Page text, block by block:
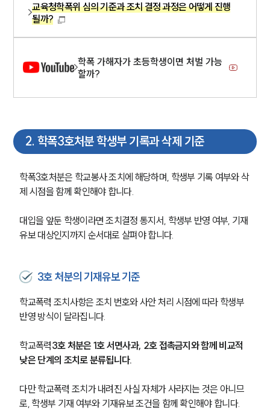
교육청학폭위 심의 기준과 조치 결정 과정은 어떻게 진행
될까?
학폭 가해자가 초등학생이면 처벌 가능
할까?
2. 학폭3호처분 학생부 기록과 삭제 기준
학폭3호처분은 학교봉사 조치에 해당하며, 학생부 기록 여부와 삭
제 시점을 함께 확인해야 합니다.
대입을 앞둔 학생이라면 조치결정 통지서, 학생부 반영 여부, 기재
유보 대상인지까지 순서대로 살펴야 합니다.
3호 처분의 기재유보 기준
학교폭력 조치사항은 조치 번호와 사안 처리 시점에 따라 학생부
반영 방식이 달라집니다.
학교폭력3호 처분은 1호 서면사과, 2호 접촉금지와 함께 비교적
낮은 단계의 조치로 분류됩니다.
다만 학교폭력 조치가 내려진 사실 자체가 사라지는 것은 아니므
로, 학생부 기재 여부와 기재유보 조건을 함께 확인해야 합니다.